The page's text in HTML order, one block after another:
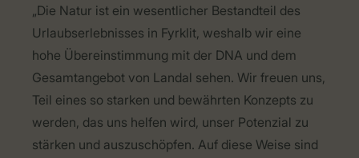
„Die Natur ist ein wesentlicher Bestandteil des
Urlaubserlebnisses in Fyrklit, weshalb wir eine
hohe Übereinstimmung mit der DNA und dem
Gesamtangebot von Landal sehen. Wir freuen uns,
Teil eines so starken und bewährten Konzepts zu
werden, das uns helfen wird, unser Potenzial zu
stärken und auszuschöpfen. Auf diese Weise sind